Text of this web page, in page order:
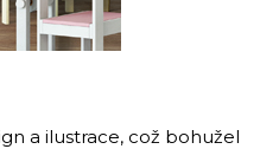
a ilustrace, což bohužel